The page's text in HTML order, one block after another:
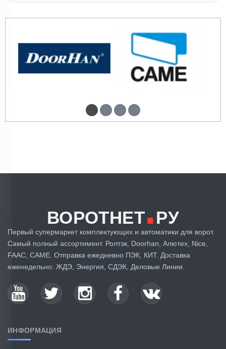
ВОРОТНЕТ.РУ
Первый супермаркет комплектующих и автоматики для ворот.
Самый полный ассортимент. Ролтэк, Doorhan, Алютех, Nice,
FAAC, CAME. Отправка ежедневно ПЭК, КИТ. Доставка
еженедельно: ЖДЭ, Энергия, СДЭК, Деловые Линии.
ИНФОРМАЦИЯ